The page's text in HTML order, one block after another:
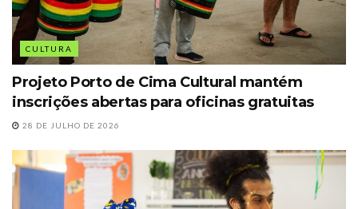
CULTURA
Projeto Porto de Cima Cultural mantém
inscrições abertas para oficinas gratuitas
28 DE JULHO DE 2026